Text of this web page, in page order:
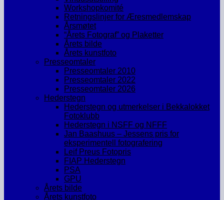
Workshopkomité
Retningslinjer for Æresmedlemskap
Årsmøtet
“Årets Fotograf” og Plaketter
Årets bilde
Årets kunstfoto
Presseomtaler
Presseomtaler 2010
Presseomtaler 2022
Presseomtaler 2026
Hederstegn
Hederstegn og utmerkelser i Bekkalokket
Fotoklubb
Hederstegn i NSFF og NFFF
Jan Baashuus – Jessens pris for
eksperimentell fotografering
Leif Preus Fotopris
FIAP Hederstegn
PSA
GPU
Årets bilde
Årets kunstfoto